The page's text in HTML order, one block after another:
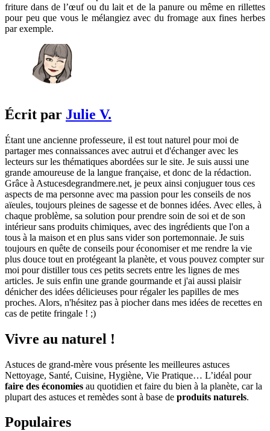
friture dans de l’œuf ou du lait et de la panure ou même en rillettes
pour peu que vous le mélangiez avec du fromage aux fines herbes
par exemple.
Écrit par Julie V.
Étant une ancienne professeure, il est tout naturel pour moi de
partager mes connaissances avec autrui et d'échanger avec les
lecteurs sur les thématiques abordées sur le site. Je suis aussi une
grande amoureuse de la langue française, et donc de la rédaction.
Grâce à Astucesdegrandmere.net, je peux ainsi conjuguer tous ces
aspects de ma personne avec ma passion pour les conseils de nos
aïeules, toujours pleines de sagesse et de bonnes idées. Avec elles, à
chaque problème, sa solution pour prendre soin de soi et de son
intérieur sans produits chimiques, avec des ingrédients que l'on a
tous à la maison et en plus sans vider son portemonnaie. Je suis
toujours en quête de conseils pour économiser et me rendre la vie
plus douce tout en protégeant la planète, et vous pouvez compter sur
moi pour distiller tous ces petits secrets entre les lignes de mes
articles. Je suis enfin une grande gourmande et j'ai aussi plaisir
dénicher des idées délicieuses pour régaler les papilles de mes
proches. Alors, n'hésitez pas à piocher dans mes idées de recettes en
cas de petite fringale ! ;)
Vivre au naturel !
Astuces de grand-mère vous présente les meilleures astuces
Nettoyage, Santé, Cuisine, Hygiène, Vie Pratique… L’idéal pour
faire des économies au quotidien et faire du bien à la planète, car la
plupart des astuces et remèdes sont à base de produits naturels.
Populaires